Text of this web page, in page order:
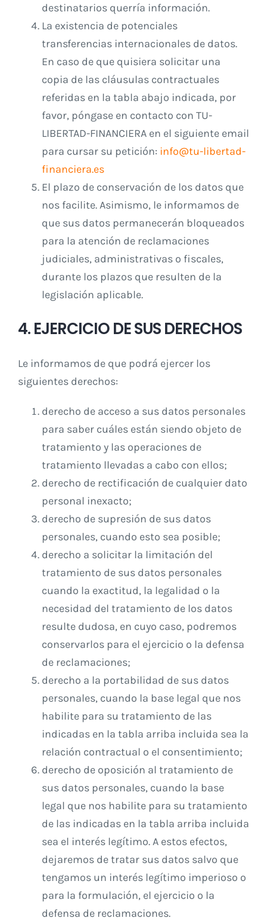
destinatarios querría información.
La existencia de potenciales
transferencias internacionales de datos.
En caso de que quisiera solicitar una
copia de las cláusulas contractuales
referidas en la tabla abajo indicada, por
favor, póngase en contacto con TU-
LIBERTAD-FINANCIERA en el siguiente email
para cursar su petición: info@tu-libertad-
financiera.es
El plazo de conservación de los datos que
nos facilite. Asimismo, le informamos de
que sus datos permanecerán bloqueados
para la atención de reclamaciones
judiciales, administrativas o fiscales,
durante los plazos que resulten de la
legislación aplicable.
4. EJERCICIO DE SUS DERECHOS
Le informamos de que podrá ejercer los
siguientes derechos:
derecho de acceso a sus datos personales
para saber cuáles están siendo objeto de
tratamiento y las operaciones de
tratamiento llevadas a cabo con ellos;
derecho de rectificación de cualquier dato
personal inexacto;
derecho de supresión de sus datos
personales, cuando esto sea posible;
derecho a solicitar la limitación del
tratamiento de sus datos personales
cuando la exactitud, la legalidad o la
necesidad del tratamiento de los datos
resulte dudosa, en cuyo caso, podremos
conservarlos para el ejercicio o la defensa
de reclamaciones;
derecho a la portabilidad de sus datos
personales, cuando la base legal que nos
habilite para su tratamiento de las
indicadas en la tabla arriba incluida sea la
relación contractual o el consentimiento;
derecho de oposición al tratamiento de
sus datos personales, cuando la base
legal que nos habilite para su tratamiento
de las indicadas en la tabla arriba incluida
sea el interés legítimo. A estos efectos,
dejaremos de tratar sus datos salvo que
tengamos un interés legítimo imperioso o
para la formulación, el ejercicio o la
defensa de reclamaciones.